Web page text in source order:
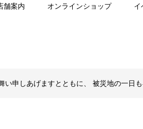
舗案内 オンラインショップ イ
申しあげますとともに、 被災地の一日